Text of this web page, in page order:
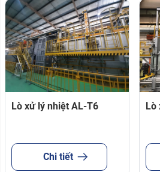
Lò xử lý nhiệt AL-T6
Chi tiết
Lò